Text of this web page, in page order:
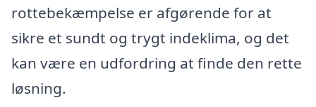
rottebekæmpelse er afgørende for at
sikre et sundt og trygt indeklima, og det
kan være en udfordring at finde den rette
løsning.